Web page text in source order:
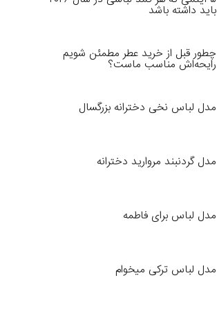
باید داشته باشد
چطور قبل از خرید عطر مطمئن شویم
رایحه‌اش مناسب ماست؟
مدل لباس نخی دخترانه بزرگسال
مدل گردنبند مروارید دخترانه
مدل لباس برای فاطمه
مدل لباس ترکی میخوام